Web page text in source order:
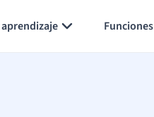
Funciones